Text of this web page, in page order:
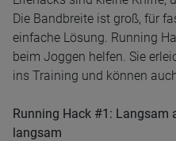
Die Bandbreite ist groß, für
einfache Lösung. Running
beim Joggen helfen. Sie
ins Training und können
Running Hack #1:
langsam